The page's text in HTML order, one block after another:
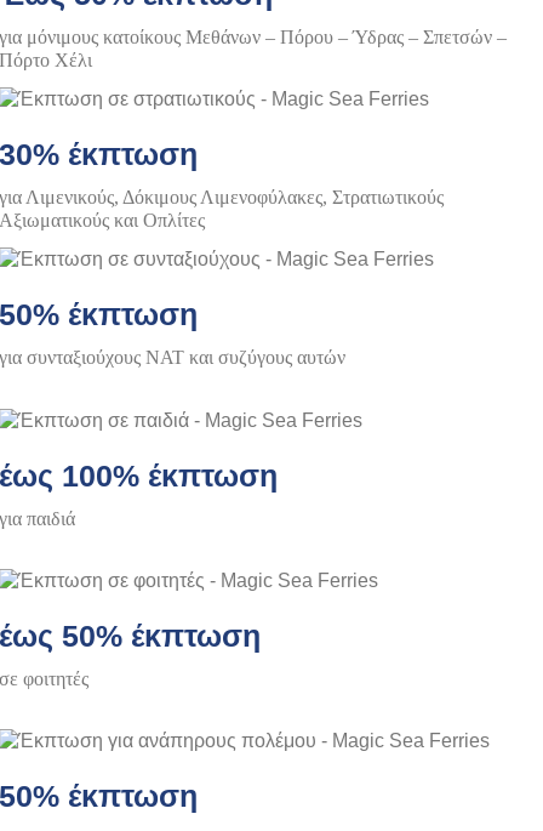
για μόνιμους κατοίκους Μεθάνων – Πόρου – Ύδρας – Σπετσών –
Πόρτο Χέλι
30% έκπτωση
για Λιμενικούς, Δόκιμους Λιμενοφύλακες, Στρατιωτικούς
Αξιωματικούς και Οπλίτες
50% έκπτωση
για συνταξιούχους ΝΑΤ και συζύγους αυτών
έως 100% έκπτωση
για παιδιά
έως 50% έκπτωση
σε φοιτητές
50% έκπτωση